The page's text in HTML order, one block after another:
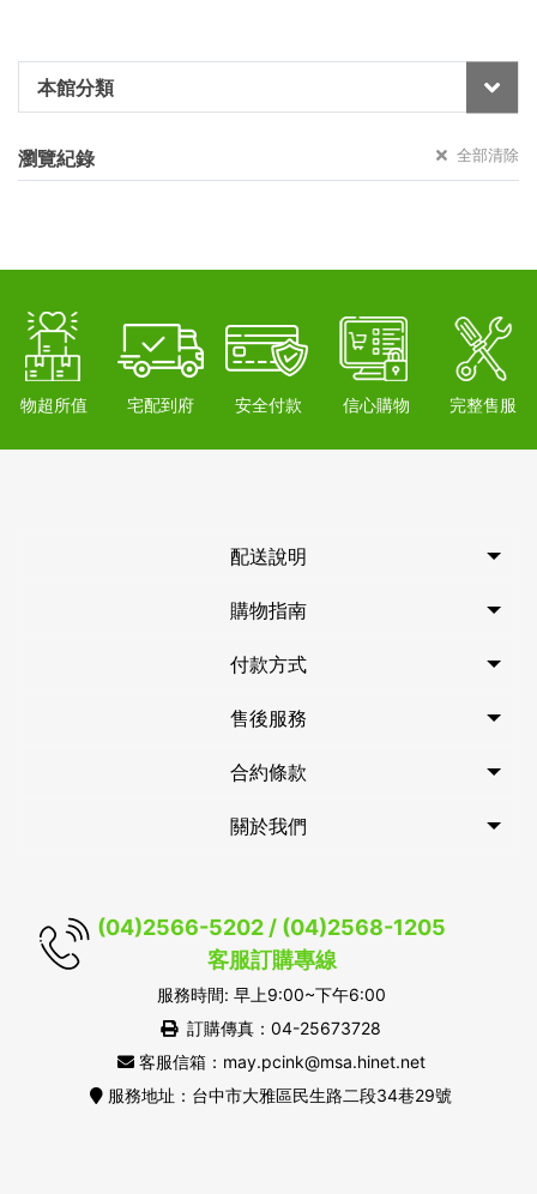
本館分類
瀏覽紀錄 全部清除
物超所值 宅配到府 安全付款 信心購物 完整售服
配送說明
購物指南
付款方式
售後服務
合約條款
關於我們
(04)2566-5202 / (04)2568-1205
客服訂購專線
服務時間: 早上9:00~下午6:00
訂購傳真：04-25673728
客服信箱：may.pcink@msa.hinet.net
服務地址：台中市大雅區民生路二段34巷29號